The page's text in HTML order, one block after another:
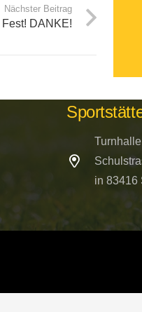
Nächster Beitrag
DANKE!
in 83416